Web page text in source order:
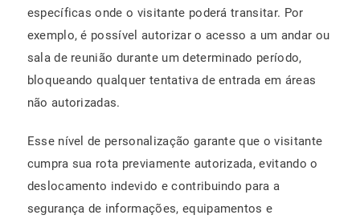
específicas onde o visitante poderá transitar. Por
exemplo, é possível autorizar o acesso a um andar ou
sala de reunião durante um determinado período,
bloqueando qualquer tentativa de entrada em áreas
não autorizadas.
Esse nível de personalização garante que o visitante
cumpra sua rota previamente autorizada, evitando o
deslocamento indevido e contribuindo para a
segurança de informações, equipamentos e